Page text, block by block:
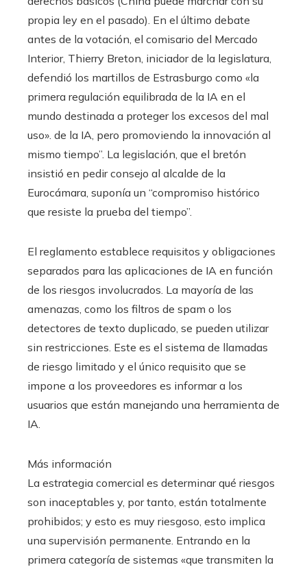
propia ley en el pasado). En el último debate
antes de la votación, el comisario del Mercado
Interior, Thierry Breton, iniciador de la legislatura,
defendió los martillos de Estrasburgo como «la
primera regulación equilibrada de la IA en el
mundo destinada a proteger los excesos del mal
uso». de la IA, pero promoviendo la innovación al
mismo tiempo”. La legislación, que el bretón
insistió en pedir consejo al alcalde de la
Eurocámara, suponía un “compromiso histórico
que resiste la prueba del tiempo”.
El reglamento establece requisitos y obligaciones
separados para las aplicaciones de IA en función
de los riesgos involucrados. La mayoría de las
amenazas, como los filtros de spam o los
detectores de texto duplicado, se pueden utilizar
sin restricciones. Este es el sistema de llamadas
de riesgo limitado y el único requisito que se
impone a los proveedores es informar a los
usuarios que están manejando una herramienta de
IA.
Más información
La estrategia comercial es determinar qué riesgos
son inaceptables y, por tanto, están totalmente
prohibidos; y esto es muy riesgoso, esto implica
una supervisión permanente. Entrando en la
primera categoría de sistemas «que transmiten la